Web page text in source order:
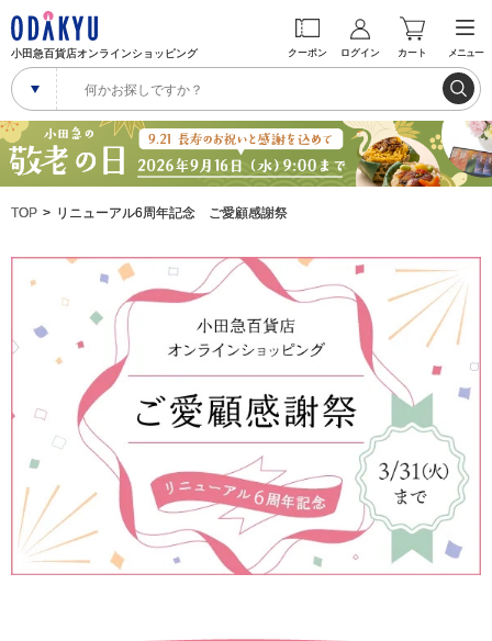
小田急百貨店オンラインショッピング クーポン ログイン カート メニュー
TOP リニューアル6周年記念 ご愛顧感謝祭